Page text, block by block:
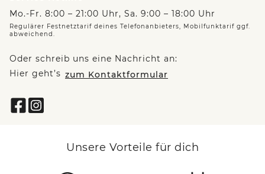
Mo.-Fr. 8:00 – 21:00 Uhr, Sa. 9:00 – 18:00 Uhr
Regulärer Festnetztarif deines Telefonanbieters, Mobilfunktarif ggf.
abweichend.
Oder schreib uns eine Nachricht an:
Hier geht’s zum Kontaktformular
Unsere Vorteile für dich